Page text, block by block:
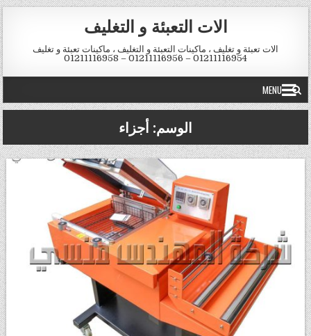
Skip to content
الات التعبئة و التغليف
الات تعبئة و تغليف ، ماكينات التعبئة و التغليف ، ماكينات تعبئة و تغليف
01211116954 – 01211116956 – 01211116958
MENU
الوسم: أجزاء